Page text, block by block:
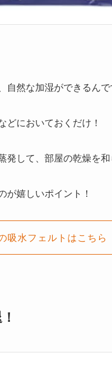
然な加湿ができるんで
においておくだけ！
して、部屋の乾燥を和
が嬉しいポイント！
吸水フェルトはこちら